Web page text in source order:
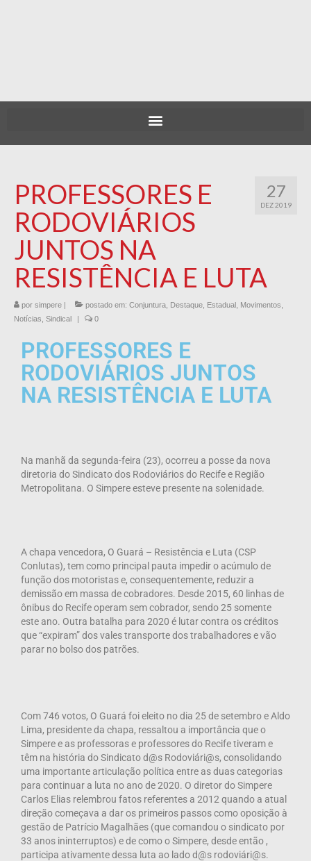
27
DEZ 2019
PROFESSORES E
RODOVIÁRIOS
JUNTOS NA
RESISTÊNCIA E LUTA
por simpere | postado em: Conjuntura Destaque Estadual Movimentos
Notícias Sindical | 0
PROFESSORES E
RODOVIÁRIOS JUNTOS
NA RESISTÊNCIA E LUTA
Na manhã da segunda-feira (23), ocorreu a posse da nova
diretoria do Sindicato dos Rodoviários do Recife e Região
Metropolitana. O Simpere esteve presente na solenidade.
A chapa vencedora, O Guará – Resistência e Luta (CSP
Conlutas), tem como principal pauta impedir o acúmulo de
função dos motoristas e, consequentemente, reduzir a
demissão em massa de cobradores. Desde 2015, 60 linhas de
ônibus do Recife operam sem cobrador, sendo 25 somente
este ano. Outra batalha para 2020 é lutar contra os créditos
que “expiram” dos vales transporte dos trabalhadores e vão
parar no bolso dos patrões.
Com 746 votos, O Guará foi eleito no dia 25 de setembro e Aldo
Lima, presidente da chapa, ressaltou a importância que o
Simpere e as professoras e professores do Recife tiveram e
têm na história do Sindicato d@s Rodoviári@s, consolidando
uma importante articulação política entre as duas categorias
para continuar a luta no ano de 2020. O diretor do Simpere
Carlos Elias relembrou fatos referentes a 2012 quando a atual
direção começava a dar os primeiros passos como oposição à
gestão de Patrício Magalhães (que comandou o sindicato por
33 anos ininterruptos) e de como o Simpere, desde então ,
participa ativamente dessa luta ao lado d@s rodoviári@s.